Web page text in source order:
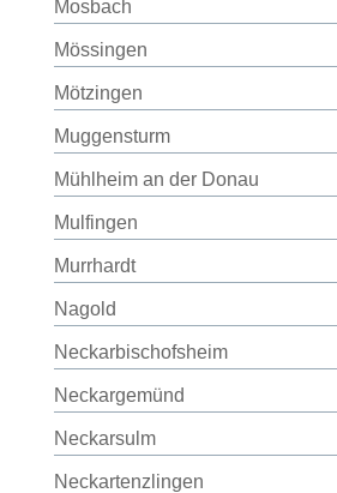
Mosbach
Mössingen
Mötzingen
Muggensturm
Mühlheim an der Donau
Mulfingen
Murrhardt
Nagold
Neckarbischofsheim
Neckargemünd
Neckarsulm
Neckartenzlingen